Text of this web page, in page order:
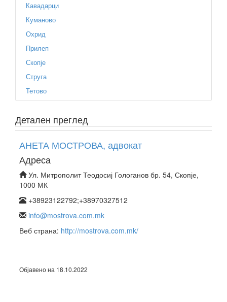
Кавадарци
Куманово
Охрид
Прилеп
Скопје
Струга
Тетово
Детален преглед
АНЕТА МОСТРОВА, адвокат
Адреса
Ул. Митрополит Теодосиј Гологанов бр. 54, Скопје,
1000 МК
+38923122792;+38970327512
info@mostrova.com.mk
Веб страна: http://mostrova.com.mk/
Објавено на 18.10.2022